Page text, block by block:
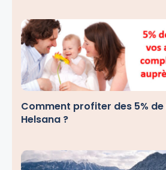
Comment profiter des 5%
Helsana ?